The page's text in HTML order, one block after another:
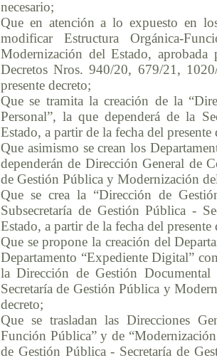
necesario;
Que en atención a lo expuesto en
modificar Estructura Orgánica-
Modernización del Estado,
Decretos Nros. 940/20, 679/21,
presente decreto;
Que se tramita la creación de la
Personal”, la que dependerá de la
Estado, a partir de la fecha del presente
Que asimismo se crean los
dependerán de Dirección General de
de Gestión Pública y Modernización
Que se crea la “Dirección de
Subsecretaría de Gestión Pública -
Estado, a partir de la fecha del presente
Que se propone la creación del
Departamento “Expediente Digital”
la Dirección de Gestión
Secretaría de Gestión Pública y
decreto;
Que se trasladan las Direcciones
Función Pública” y de
de Gestión Pública - Secretaría de